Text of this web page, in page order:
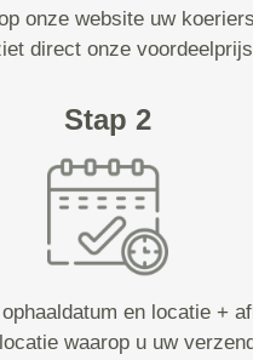
onze website uw
direct onze
Stap 2
en locatie +
waarop u uw